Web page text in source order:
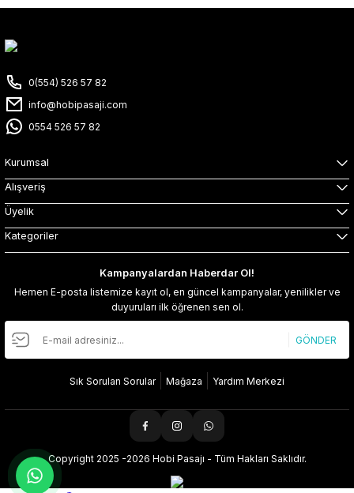
0(554) 526 57 82
info@hobipasaji.com
0554 526 57 82
Kurumsal
Alışveriş
Üyelik
Kategoriler
Kampanyalardan Haberdar Ol!
Hemen E-posta listemize kayıt ol, en güncel kampanyalar, yenilikler ve
duyuruları ilk öğrenen sen ol.
GÖNDER
Sık Sorulan Sorular Mağaza Yardım Merkezi
Copyright 2025 -2026 Hobi Pasajı - Tüm Hakları Saklıdır.